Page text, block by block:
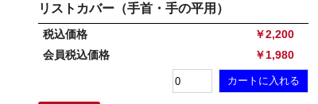
リストカバー（手首・手の平用）
税込価格
￥2,200
会員税込価格
￥1,980
Elastic Tape S+